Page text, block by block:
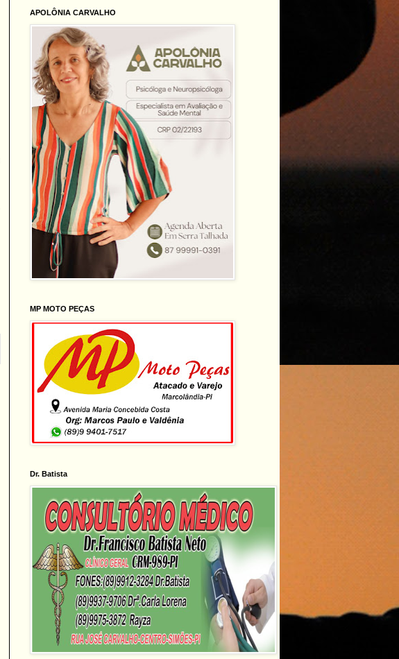
APOLÔNIA CARVALHO
MP MOTO PEÇAS
Dr. Batista